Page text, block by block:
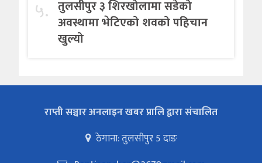
५. तुलसीपुर ३ शिरखोलामा सडेको
अवस्थामा भेटिएको शवको पहिचान
खुल्यो
राप्ती सञ्चार अनलाइन खबर प्रालि द्वारा संचालित
ठेगाना: तुलसीपुर 5 दाङ